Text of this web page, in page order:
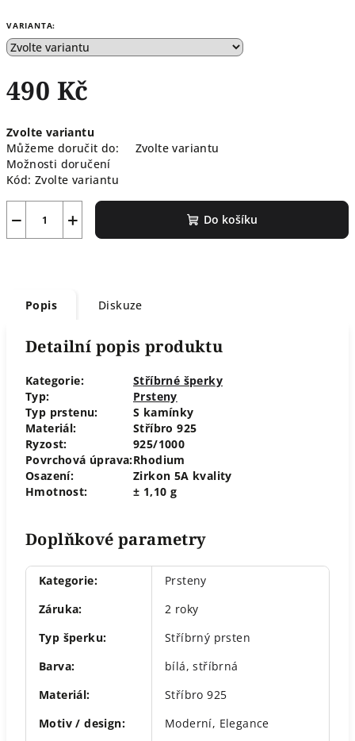
VARIANTA:
490 Kč
cena:
Zvolte variantu
Můžeme doručit do:
Zvolte variantu
Možnosti doručení
Kód: Zvolte variantu
+
− Do košíku
Popis Diskuze
Detailní popis produktu
Kategorie:
Stříbrné šperky
Typ:
Prsteny
Typ prstenu:
S kamínky
Materiál:
Stříbro 925
Ryzost:
925/1000
Povrchová úprava:Rhodium
Osazení:
Zirkon 5A kvality
Hmotnost:
± 1,10 g
Doplňkové parametry
Kategorie:
Prsteny
Záruka:
2 roky
Typ šperku:
Stříbrný prsten
Barva: bílá,stříbrná
Materiál:
Stříbro 925
Motiv / design: Moderní, Elegance